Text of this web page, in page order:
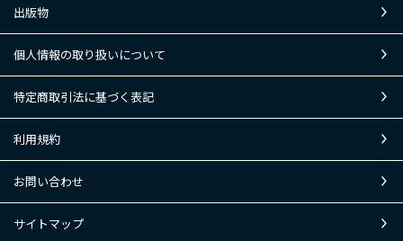
出版物
個人情報の取り扱いについて
特定商取引法に基づく表記
利用規約
お問い合わせ
サイトマップ